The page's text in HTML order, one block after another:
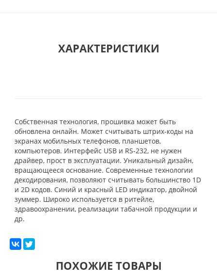
ХАРАКТЕРИСТИКИ
Собственная технология, прошивка может быть
обновлена онлайн. Может считывать штрих-коды на
экранах мобильных телефонов, планшетов,
компьютеров. Интерфейс USB и RS-232, не нужен
драйвер, прост в эксплуатации. Уникальный дизайн,
вращающееся основание. Современные технологии
декодирования, позволяют считывать большинство 1D
и 2D кодов. Синий и красный LED индикатор, двойной
зуммер. Широко используется в ритейле,
здравоохранении, реализации табачной продукции и
др.
ПОХОЖИЕ ТОВАРЫ